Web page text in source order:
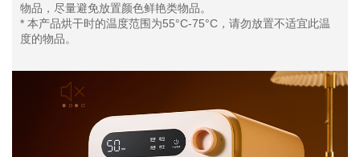
物品，尽量避免放置颜色鲜艳类物品。
* 本产品烘干时的温度范围为55°C-75°C，请勿放置不适宜此温
度的物品。